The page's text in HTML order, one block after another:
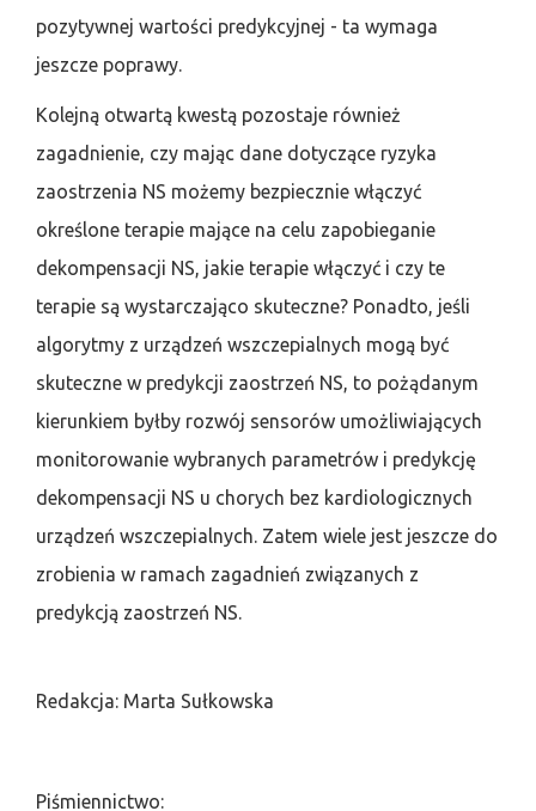
pozytywnej wartości predykcyjnej - ta wymaga
jeszcze poprawy.
Kolejną otwartą kwestą pozostaje również
zagadnienie, czy mając dane dotyczące ryzyka
zaostrzenia NS możemy bezpiecznie włączyć
określone terapie mające na celu zapobieganie
dekompensacji NS, jakie terapie włączyć i czy te
terapie są wystarczająco skuteczne? Ponadto, jeśli
algorytmy z urządzeń wszczepialnych mogą być
skuteczne w predykcji zaostrzeń NS, to pożądanym
kierunkiem byłby rozwój sensorów umożliwiających
monitorowanie wybranych parametrów i predykcję
dekompensacji NS u chorych bez kardiologicznych
urządzeń wszczepialnych. Zatem wiele jest jeszcze do
zrobienia w ramach zagadnień związanych z
predykcją zaostrzeń NS.
Redakcja: Marta Sułkowska
Piśmiennictwo: